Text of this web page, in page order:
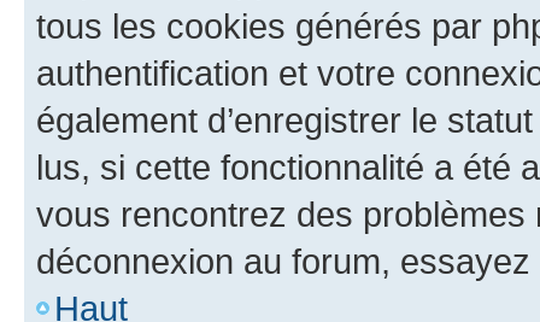
tous les cookies générés par
authentification et votre
également d’enregistrer le
lus, si cette fonctionnalité a été
vous rencontrez des
déconnexion au forum,
Haut